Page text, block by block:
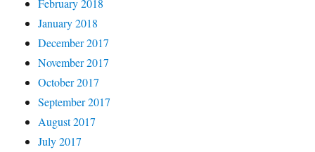
January 2018
December 2017
November 2017
October 2017
September 2017
August 2017
July 2017